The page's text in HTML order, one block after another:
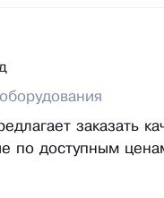
заказать
по доступным